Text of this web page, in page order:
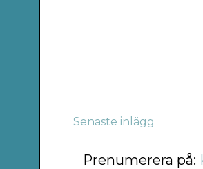
Senaste inlägg
Prenumerera på: